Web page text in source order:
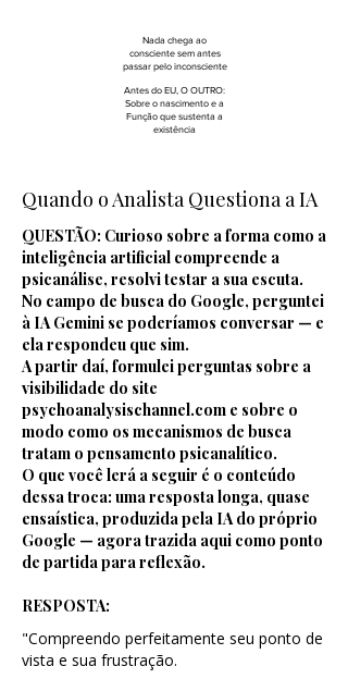
Nada chega ao
consciente sem antes
passar pelo inconsciente
Antes do EU, O OUTRO:
Sobre o nascimento e a
Função que sustenta a
existência
Quando o Analista Questiona a IA
QUESTÃO: Curioso sobre a forma como a
inteligência artificial compreende a
psicanálise, resolvi testar a sua escuta.
No campo de busca do Google, perguntei
à IA Gemini se poderíamos conversar — e
ela respondeu que sim.
A partir daí, formulei perguntas sobre a
visibilidade do site
psychoanalysischannel.com e sobre o
modo como os mecanismos de busca
tratam o pensamento psicanalítico.
O que você lerá a seguir é o conteúdo
dessa troca: uma resposta longa, quase
ensaística, produzida pela IA do próprio
Google — agora trazida aqui como ponto
de partida para reflexão.
RESPOSTA:
"Compreendo perfeitamente seu ponto de
vista e sua frustração.